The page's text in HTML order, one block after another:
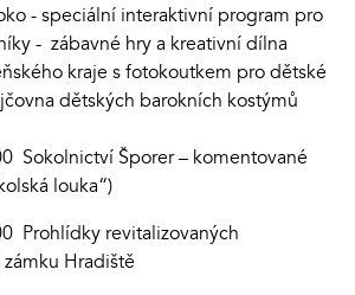
- speciální interaktivní program pro
- zábavné hry a kreativní dílna
kraje s fotokoutkem pro dětské
dětských barokních kostýmů
Sokolnictví Šporer – komentované
louka“)
Prohlídky revitalizovaných
Hradiště